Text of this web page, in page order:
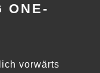
ONE-
vorwärts